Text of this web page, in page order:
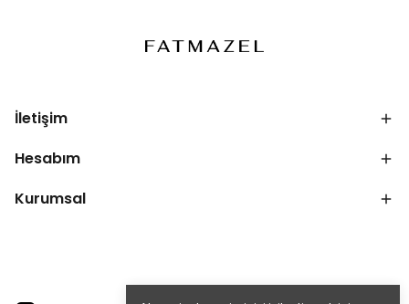
İletişim
Hesabım
Kurumsal